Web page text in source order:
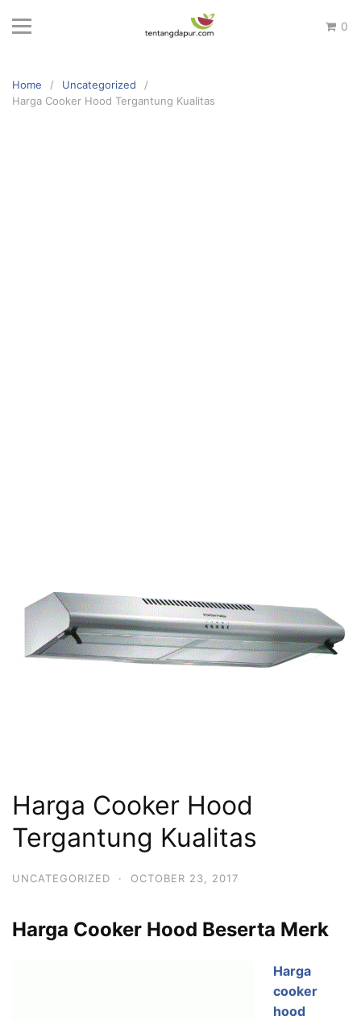
to
0
Home
Uncategorized
Harga Cooker Hood Tergantung Kualitas
Harga Cooker Hood
Tergantung Kualitas
UNCATEGORIZED · OCTOBER 23, 2017
Harga Cooker Hood Beserta Merk
Harga
cooker
hood